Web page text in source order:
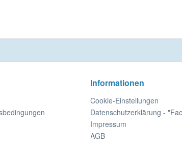
Informationen
Cookie-Einstellungen
Datenschutzerklärung -
Impressum
AGB